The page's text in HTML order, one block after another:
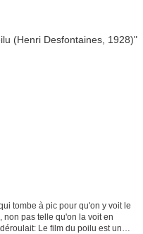
tombe à pic pour qu'on y voit le
pas telle qu'on la voit en
Le film du poilu est une